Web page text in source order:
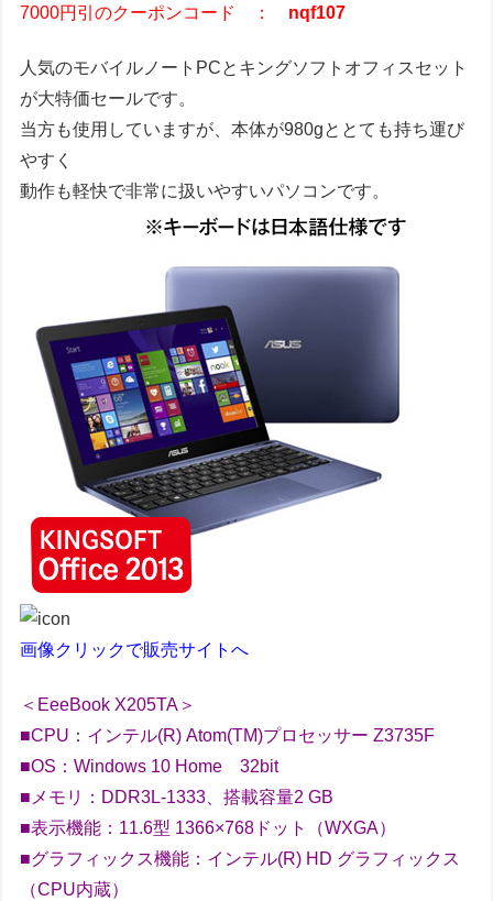
7000円引のクーポンコード ： nqf107
人気のモバイルノートPCとキングソフトオフィスセット
が大特価セールです。
当方も使用していますが、本体が980gととても持ち運び
やすく
動作も軽快で非常に扱いやすいパソコンです。
画像クリックで販売サイトへ
＜EeeBook X205TA＞
■CPU：インテル(R) Atom(TM)プロセッサー Z3735F
■OS：Windows 10 Home 32bit
■メモリ：DDR3L-1333、搭載容量2 GB
■表示機能：11.6型 1366×768ドット（WXGA）
■グラフィックス機能：インテル(R) HD グラフィックス
（CPU内蔵）